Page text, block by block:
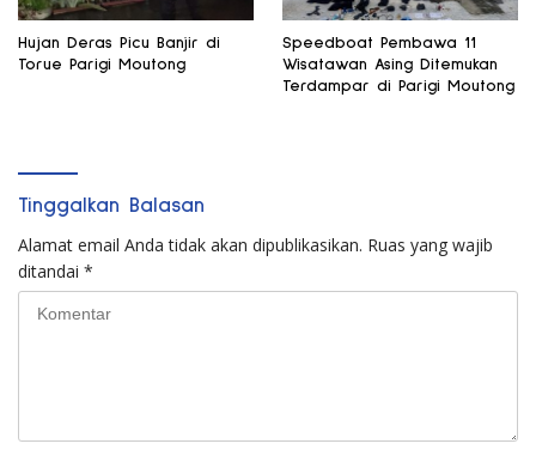
Hujan Deras Picu Banjir di
Torue Parigi Moutong
Speedboat Pembawa 11
Wisatawan Asing Ditemukan
Terdampar di Parigi Moutong
Tinggalkan Balasan
Alamat email Anda tidak akan dipublikasikan. Ruas yang wajib
ditandai *